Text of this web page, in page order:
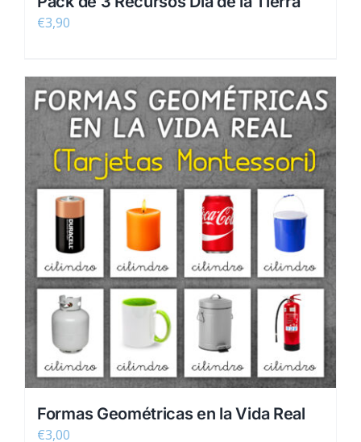
€3,90
Formas Geométricas en la Vida Real
€3,00